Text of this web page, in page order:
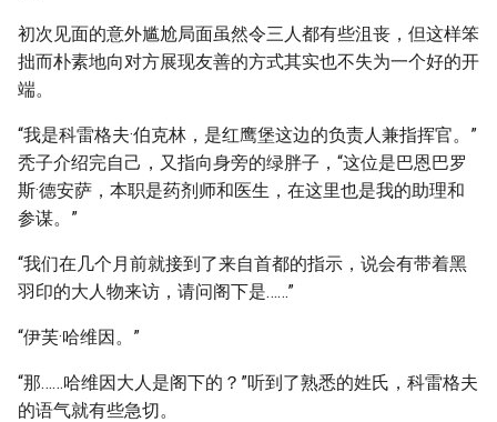
初次见面的意外尴尬局面虽然令三人都有些沮丧，但这样笨
拙而朴素地向对方展现友善的方式其实也不失为一个好的开
端。
“我是科雷格夫·伯克林，是红鹰堡这边的负责人兼指挥官。”
秃子介绍完自己，又指向身旁的绿胖子，“这位是巴恩巴罗
斯·德安萨，本职是药剂师和医生，在这里也是我的助理和
参谋。”
“我们在几个月前就接到了来自首都的指示，说会有带着黑
羽印的大人物来访，请问阁下是……”
“伊芙·哈维因。”
“那……哈维因大人是阁下的？”听到了熟悉的姓氏，科雷格夫
的语气就有些急切。